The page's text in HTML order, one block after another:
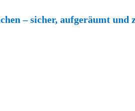
– sicher, aufgeräumt und